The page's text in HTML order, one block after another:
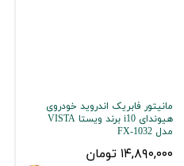
مانیتور فابریک اندروید خودروی
هیوندای i10 برند ویستا VISTA
مدل FX-1032
۱۴,۸۹۰,۰۰۰ تومان